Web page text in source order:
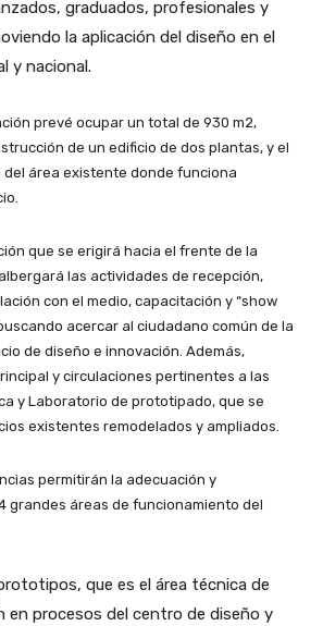
graduados, profesionales y
la aplicación del diseño en el
y nacional.
prevé ocupar un total de 930 m2,
de un edificio de dos plantas, y el
área existente donde funciona
que se erigirá hacia el frente de la
las actividades de recepción,
con el medio, capacitación y “show
acercar al ciudadano común de la
de diseño e innovación. Además,
y circulaciones pertinentes a las
y Laboratorio de prototipado, que se
existentes remodelados y ampliados.
permitirán la adecuación y
grandes áreas de funcionamiento del
que es el área técnica de
en procesos del centro de diseño y